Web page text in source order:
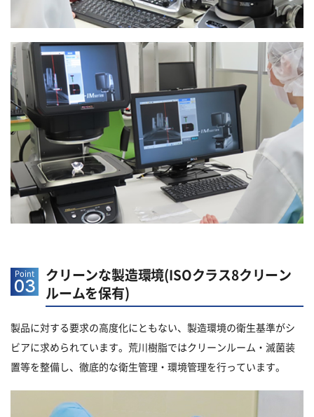
Point
03
クリーンな製造環境(ISOクラス8クリーン
ルームを保有)
製品に対する要求の高度化にともない、製造環境の衛生基準がシ
ビアに求められています。荒川樹脂ではクリーンルーム・滅菌装
置等を整備し、徹底的な衛生管理・環境管理を行っています。